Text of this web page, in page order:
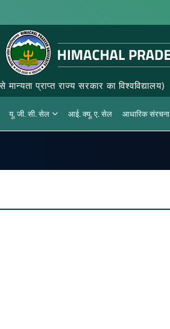
प्राप्त राज्य सरकार का विश्वविद्यालय)
यू. जी. सी. सेल आई. क्यू. ए. सेल आधारिक संरचना